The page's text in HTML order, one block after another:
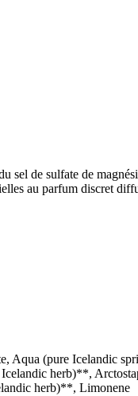
sel de sulfate de
au parfum discret
Aqua (pure Icelandic
herb)**,
herb)**, Limonene